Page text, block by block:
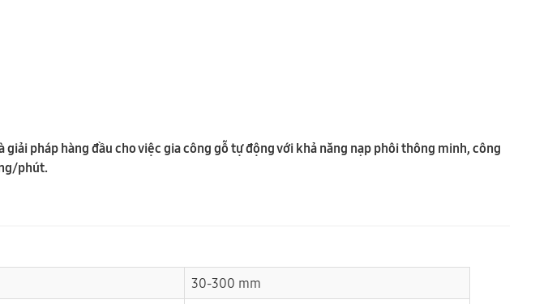
giải pháp hàng đầu cho việc gia công gỗ tự động với khả năng nạp phôi thông minh, công
phút.
30-300 mm